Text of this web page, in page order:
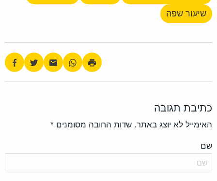
שיעור שפה
כתיבת תגובה
האימייל לא יוצג באתר. שדות החובה מסומנים *
שם